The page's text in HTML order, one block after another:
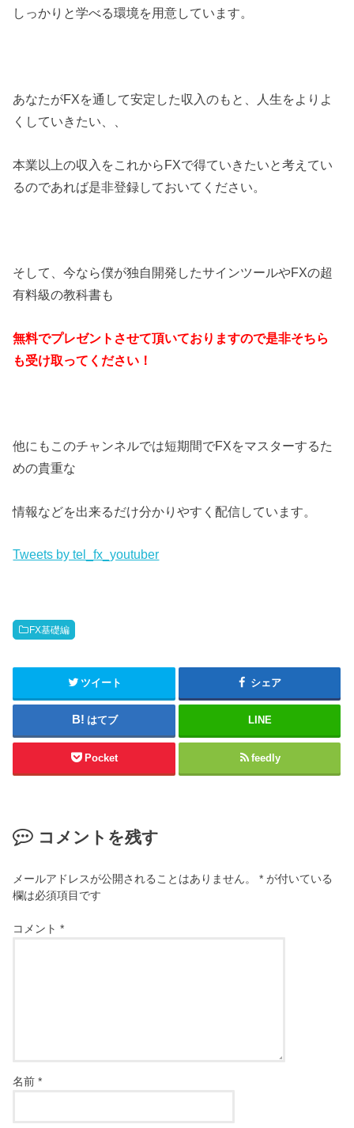
しっかりと学べる環境を用意しています。
あなたがFXを通して安定した収入のもと、人生をよりよ
くしていきたい、、
本業以上の収入をこれからFXで得ていきたいと考えてい
るのであれば是非登録しておいてください。
そして、今なら僕が独自開発したサインツールやFXの超
有料級の教科書も
無料でプレゼントさせて頂いておりますので是非そちら
も受け取ってください！
他にもこのチャンネルでは短期間でFXをマスターするた
めの貴重な
情報などを出来るだけ分かりやすく配信しています。
Tweets by tel_fx_youtuber
FX基礎編
ツイート シェア
はてブ LINE
Pocket feedly
コメントを残す
メールアドレスが公開されることはありません。 * が付いている
欄は必須項目です
コメント*
名前*